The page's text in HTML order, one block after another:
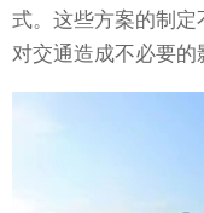
式。这些方案的制
对交通造成不必要的